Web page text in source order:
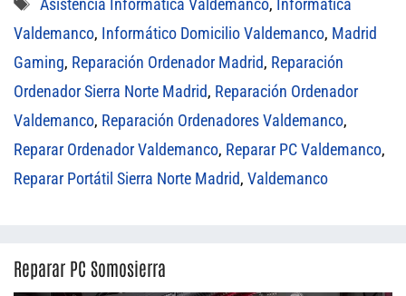
Asistencia Informática Valdemanco, Informática
Valdemanco, Informático Domicilio Valdemanco, Madrid
Gaming, Reparación Ordenador Madrid, Reparación
Ordenador Sierra Norte Madrid, Reparación Ordenador
Valdemanco, Reparación Ordenadores Valdemanco,
Reparar Ordenador Valdemanco, Reparar PC Valdemanco,
Reparar Portátil Sierra Norte Madrid, Valdemanco
Reparar PC Somosierra